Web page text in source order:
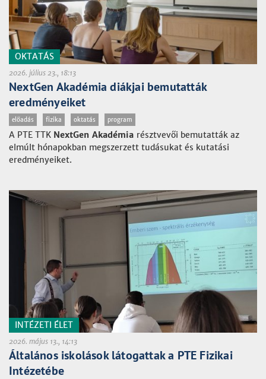
OKTATÁS
2026. július 23., 18:13
NextGen Akadémia diákjai bemutatták
eredményeiket
előadás fizika oktatás program
A PTE TTK NextGen Akadémia résztvevői bemutatták az
elmúlt hónapokban megszerzett tudásukat és kutatási
eredményeiket.
INTÉZETI ÉLET
2026. május 13., 14:13
Általános iskolások látogattak a PTE Fizikai
Intézetébe